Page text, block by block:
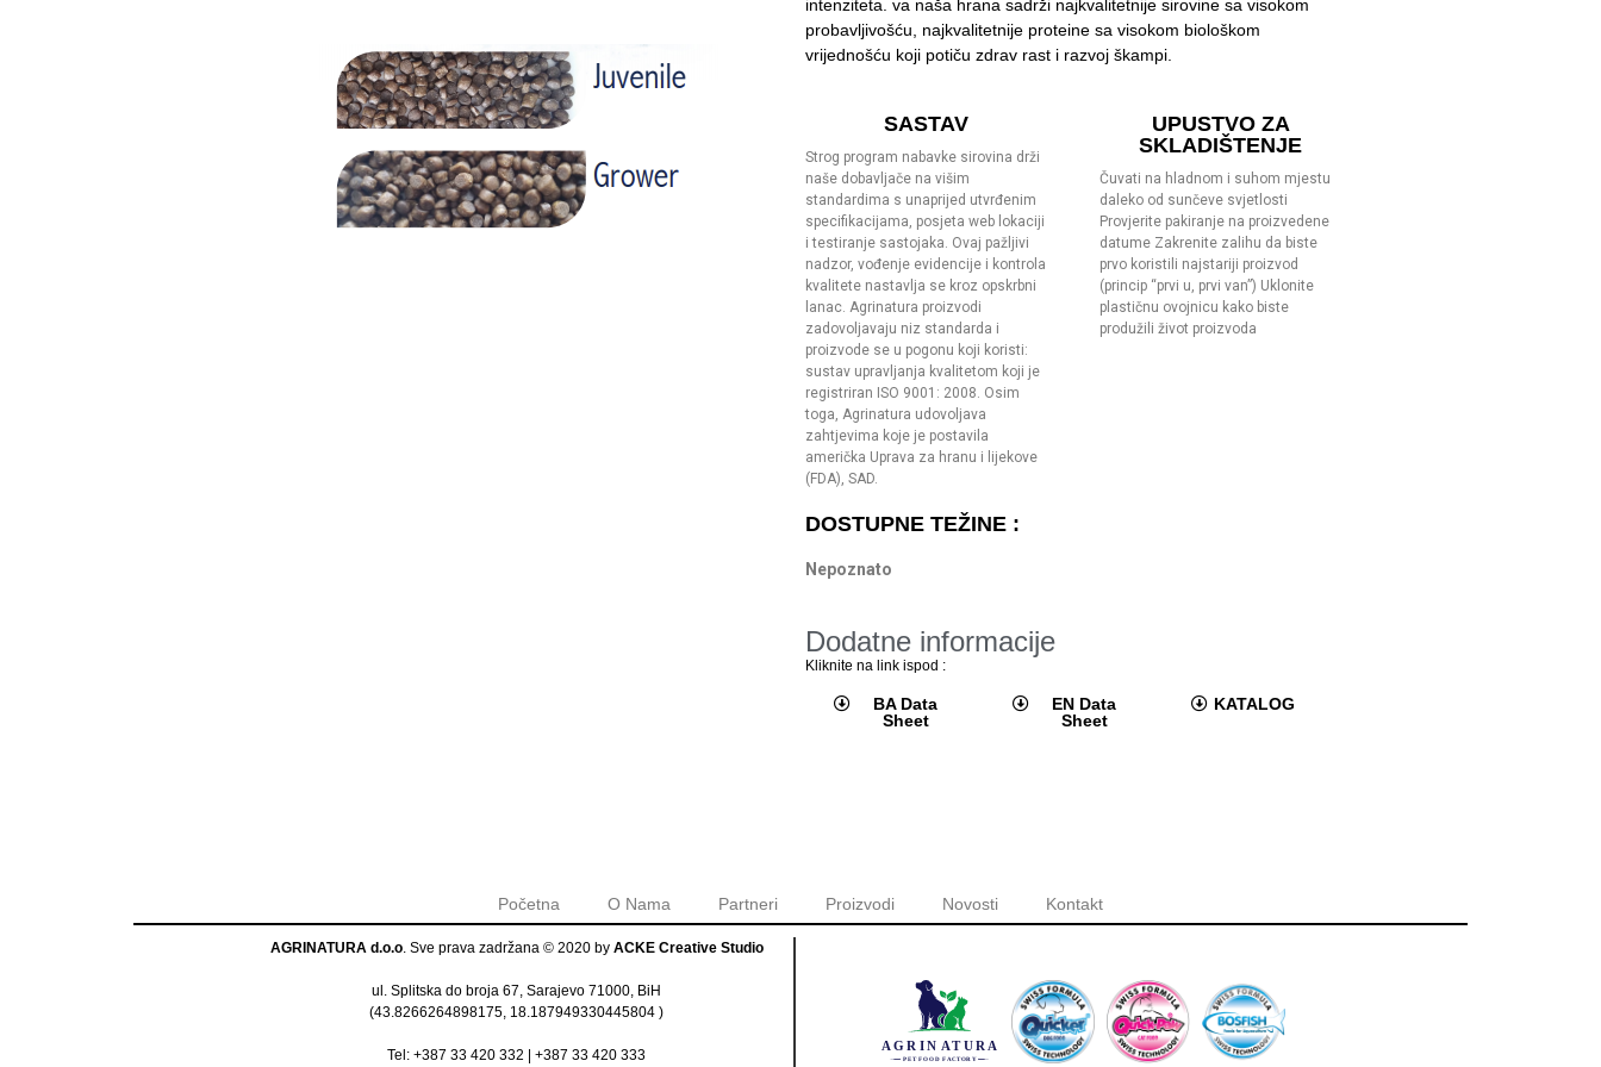
intenziteta. va naša hrana sadrži najkvalitetnije sirovine sa visokom
probavljivošću, najkvalitetnije proteine sa visokom biološkom
vrijednošću koji potiču zdrav rast i razvoj škampi.
SASTAV
Strog program nabavke sirovina drži
naše dobavljače na višim
standardima s unaprijed utvrđenim
specifikacijama, posjeta web lokaciji
i testiranje sastojaka. Ovaj pažljivi
nadzor, vođenje evidencije i kontrola
kvalitete nastavlja se kroz opskrbni
lanac. Agrinatura proizvodi
zadovoljavaju niz standarda i
proizvode se u pogonu koji koristi:
sustav upravljanja kvalitetom koji je
registriran ISO 9001: 2008. Osim
toga, Agrinatura udovoljava
zahtjevima koje je postavila
američka Uprava za hranu i lijekove
(FDA), SAD.
UPUSTVO ZA
SKLADIŠTENJE
Čuvati na hladnom i suhom mjestu
daleko od sunčeve svjetlosti
Provjerite pakiranje na proizvedene
datume Zakrenite zalihu da biste
prvo koristili najstariji proizvod
(princip “prvi u, prvi van”) Uklonite
plastičnu ovojnicu kako biste
produžili život proizvoda
DOSTUPNE TEŽINE :
Nepoznato
Dodatne informacije
Kliknite na link ispod :
BA Data
Sheet
EN Data
Sheet
KATALOG
Početna O Nama Partneri Proizvodi Novosti Kontakt
AGRINATURA d.o.o. Sve prava zadržana © 2020 by ACKE Creative Studio
ul. Splitska do broja 67, Sarajevo 71000, BiH
(43.8266264898175, 18.187949330445804 )
Tel:+387 33 420 332 |+387 33 420 333